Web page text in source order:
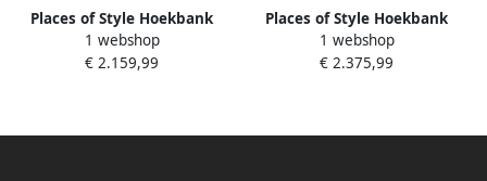
Places of Style Hoekbank
Cornwall L-vorm incl.
zitdiepteverstelling met
1 webshop
€ 2.159,99
Places of Style Hoekbank
Cornwall L-vorm incl.
zitdiepteverstelling met
1 webshop
€ 2.375,99